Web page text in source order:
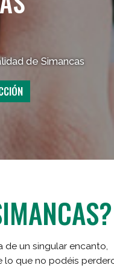
de Simancas
un singular encanto,
lo que no podéis